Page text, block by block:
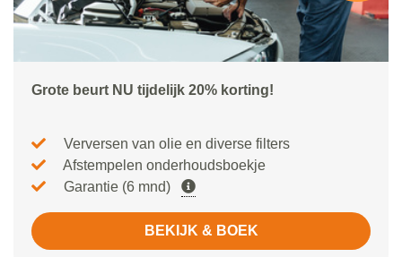
Grote beurt NU tijdelijk 20% korting!
Verversen van olie en diverse filters
Afstempelen onderhoudsboekje
Garantie (6 mnd)
BEKIJK & BOEK